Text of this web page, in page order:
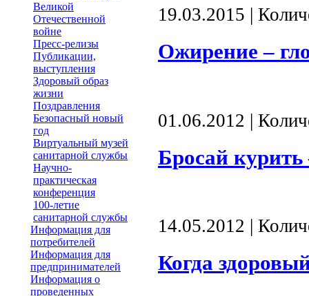
Великой
Отечественной
войне
Пресс-релизы
Публикации,
выступления
Здоровый образ
жизни
Поздравления
Безопасный новый
год
Виртуальный музей
санитарной службы
Научно-
практическая
конференция
100-летие
санитарной службы
Информация для
потребителей
Информация для
предпринимателей
Информация о
проведенных
19.03.2015 |
Ожирение –
01.06.2012 |
Бросай курить
14.05.2012 |
Когда